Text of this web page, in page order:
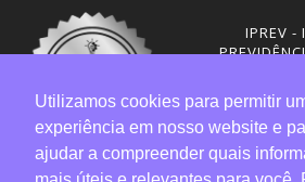
IPREV -
Rua
291 –
HORÁRIO
Utilizamos cookies para permitir
experiência em nosso website e
ajudar a compreender quais